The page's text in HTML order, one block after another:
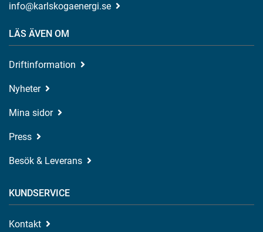
info@karlskogaenergi.se
LÄS ÄVEN OM
Driftinformation
Nyheter
Mina sidor
Press
Besök & Leverans
KUNDSERVICE
Kontakt